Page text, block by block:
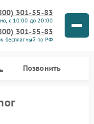
301-55-83
с 10:00 до 20:00
301-55-83
бесплатный по РФ
Позвонить